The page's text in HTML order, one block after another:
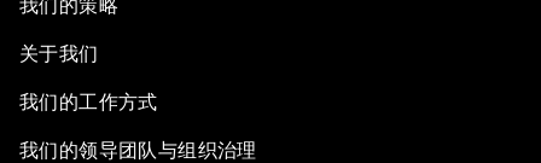
我们的策略
关于我们
我们的工作方式
我们的领导团队与组织治理